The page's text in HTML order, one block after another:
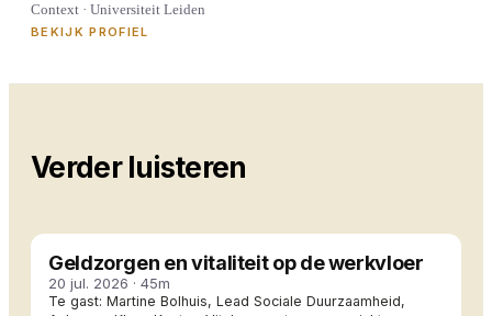
Context · Universiteit Leiden
BEKIJK PROFIEL
Verder luisteren
Geldzorgen en vitaliteit op de werkvloer
20 jul. 2026 · 45m
Te gast: Martine Bolhuis, Lead Sociale Duurzaamheid,